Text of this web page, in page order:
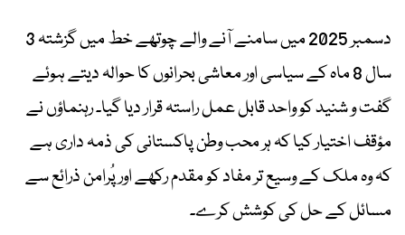
دسمبر 2025 میں سامنے آنے والے چوتھے خط میں گزشتہ 3
سال 8 ماہ کے سیاسی اور معاشی بحرانوں کا حوالہ دیتے ہوئے
گفت و شنید کو واحد قابل عمل راستہ قرار دیا گیا۔ رہنماؤں نے
مؤقف اختیار کیا کہ ہر محب وطن پاکستانی کی ذمہ داری ہے
کہ وہ ملک کے وسیع تر مفاد کو مقدم رکھے اور پُرامن ذرائع سے
مسائل کے حل کی کوشش کرے۔